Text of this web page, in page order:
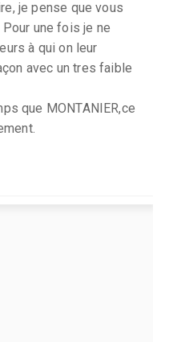
je pense que vous
une fois je ne
à qui on leur
avec un tres faible
que MONTANIER,ce